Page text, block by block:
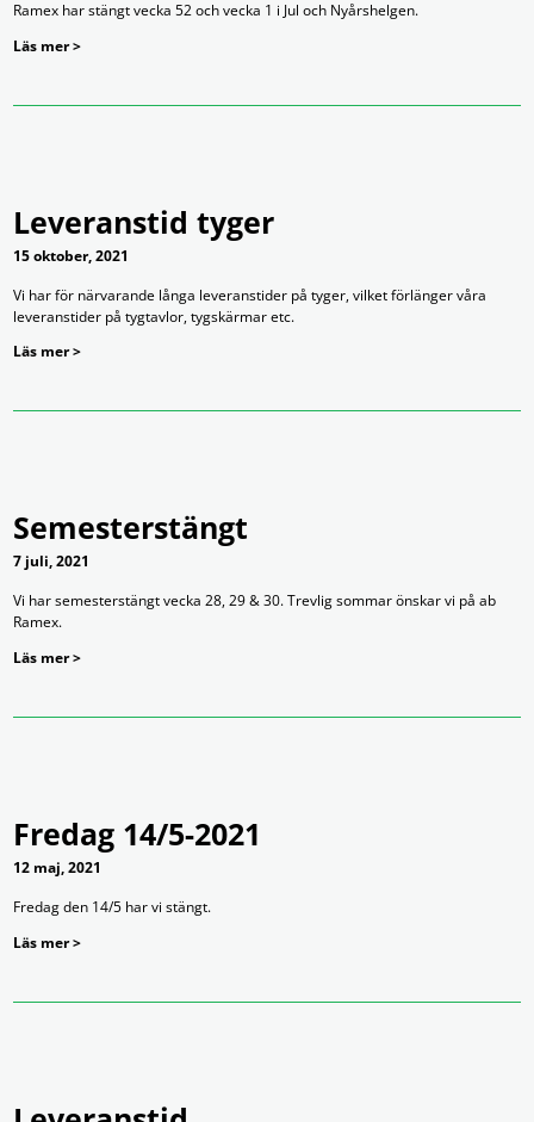
Ramex har stängt vecka 52 och vecka 1 i Jul och Nyårshelgen.
Läs mer >
Leveranstid tyger
15 oktober, 2021
Vi har för närvarande långa leveranstider på tyger, vilket förlänger våra
leveranstider på tygtavlor, tygskärmar etc.
Läs mer >
Semesterstängt
7 juli, 2021
Vi har semesterstängt vecka 28, 29 & 30. Trevlig sommar önskar vi på ab
Ramex.
Läs mer >
Fredag 14/5-2021
12 maj, 2021
Fredag den 14/5 har vi stängt.
Läs mer >